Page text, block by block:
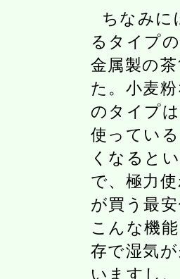
ちなみに
るタイプ
金属製の
た。小麦
のタイプ
使ってい
くなると
で、極力
が買う最
こんな機
存で湿気
いますし